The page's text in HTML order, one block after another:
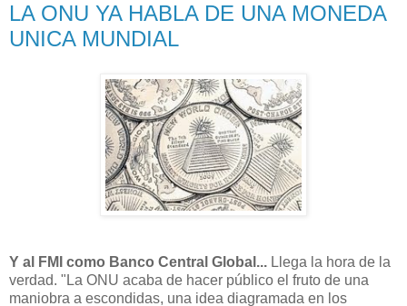
LA ONU YA HABLA DE UNA MONEDA
UNICA MUNDIAL
Y al FMI como Banco Central Global... Llega la hora de la
verdad. "La ONU acaba de hacer público el fruto de una
maniobra a escondidas, una idea diagramada en los